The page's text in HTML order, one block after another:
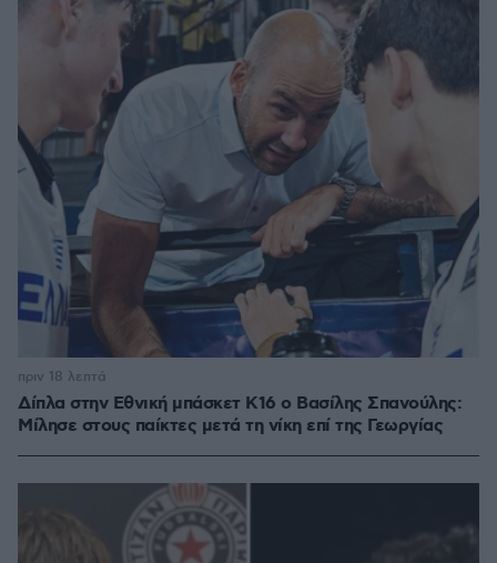
Δίπλα στην Εθνική μπάσκετ Κ16 ο Βασίλης Σπανούλης:
Μίλησε στους παίκτες μετά τη νίκη επί της Γεωργίας
πριν 18 λεπτά